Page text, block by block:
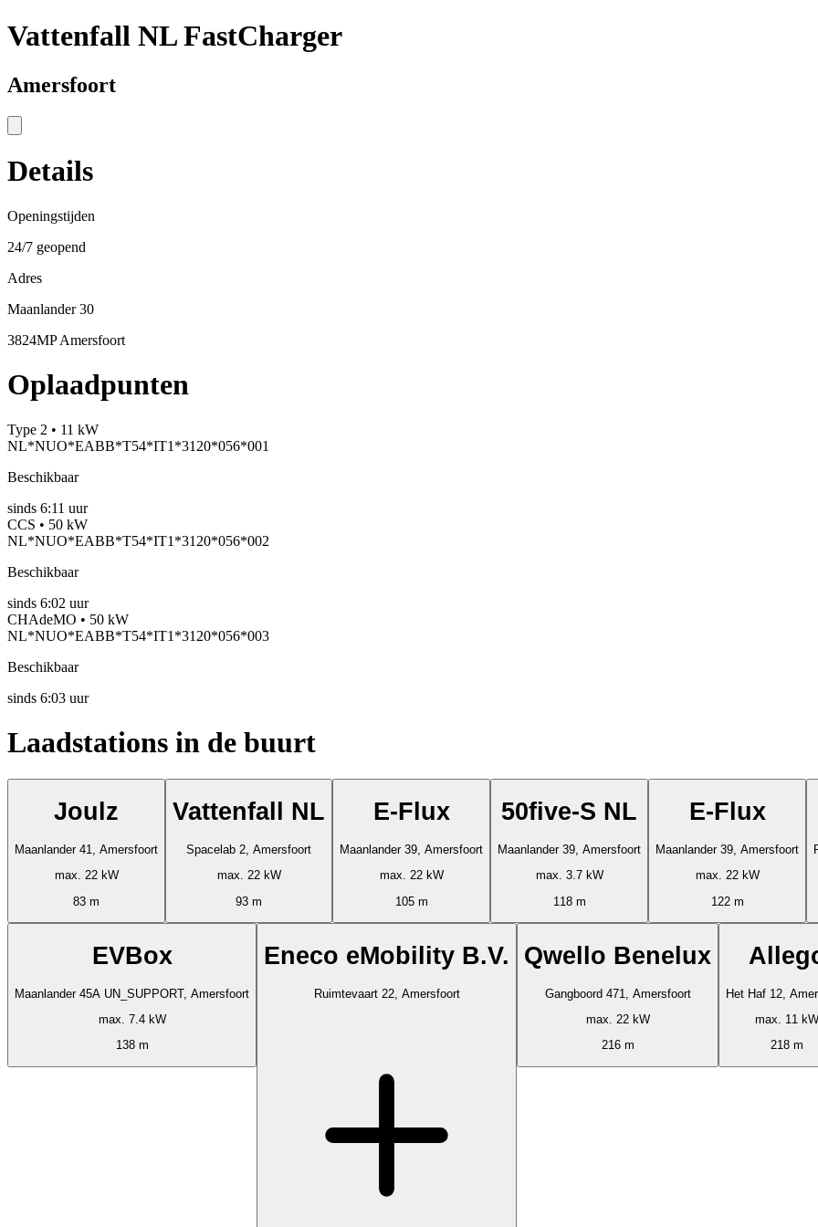
Vattenfall NL FastCharger
Amersfoort
Details
Openingstijden
24/7 geopend
Adres
Maanlander 30
3824MP Amersfoort
Oplaadpunten
Type 2 • 11 kW
NL*NUO*EABB*T54*IT1*3120*056*001
Beschikbaar
sinds 6:11 uur
CCS • 50 kW
NL*NUO*EABB*T54*IT1*3120*056*002
Beschikbaar
sinds 6:02 uur
CHAdeMO • 50 kW
NL*NUO*EABB*T54*IT1*3120*056*003
Beschikbaar
sinds 6:03 uur
Laadstations in de buurt
Joulz
Maanlander 41, Amersfoort
max. 22 kW
83 m
Vattenfall NL
Spacelab 2, Amersfoort
max. 22 kW
93 m
E-Flux
Maanlander 39, Amersfoort
max. 22 kW
105 m
50five-S NL
Maanlander 39, Amersfoort
max. 3.7 kW
118 m
E-Flux
Maanlander 39, Amersfoort
max. 22 kW
122 m
EVBox
Maanlander 45A UN_SUPPORT, Amersfoort
max. 7.4 kW
138 m
Eneco eMobility B.V.
Ruimtevaart 22, Amersfoort
Qwello Benelux
Gangboord 471, Amersfoort
max. 22 kW
216 m
Het Haf 12,
max. 11 kW
218 m